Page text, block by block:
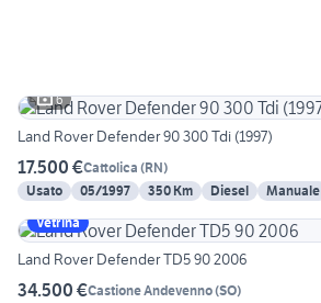
6
Land Rover Defender 90 300 Tdi (1997)
17.500 €Cattolica (RN)
Usato
05/1997 350 Km Diesel
Manuale
Vetrina
Land Rover Defender TD5 90 2006
34.500 €Castione Andevenno(SO)